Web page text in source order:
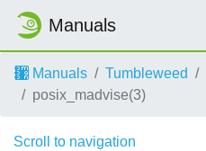
Manuals
Manuals Tumbleweed
posix_madvise(3)
Scroll to navigation